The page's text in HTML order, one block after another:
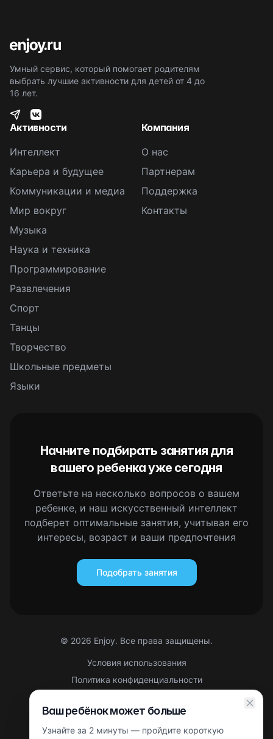
Умный сервис, который помогает родителям
выбрать лучшие активности для детей от 4 до
16 лет.
Активности
Интеллект
Карьера и будущее
Коммуникации и медиа
Мир вокруг
Музыка
Наука и техника
Программирование
Развлечения
Спорт
Танцы
Творчество
Школьные предметы
Языки
Компания
О нас
Партнерам
Поддержка
Контакты
Начните подбирать занятия для
вашего ребенка уже сегодня
Ответьте на несколько вопросов о вашем
ребенке, и наш искусственный интеллект
подберет оптимальные занятия, учитывая его
интересы, возраст и ваши предпочтения
Подобрать занятия
© 2026 Enjoy. Все права защищены.
Условия использования
Политика конфиденциальности
Партнерская оферта
Этот сайт защищен reCAPTCHA. Применяются Политика
Ваш ребёнок может больше
Узнайте за 2 минуты — пройдите короткую